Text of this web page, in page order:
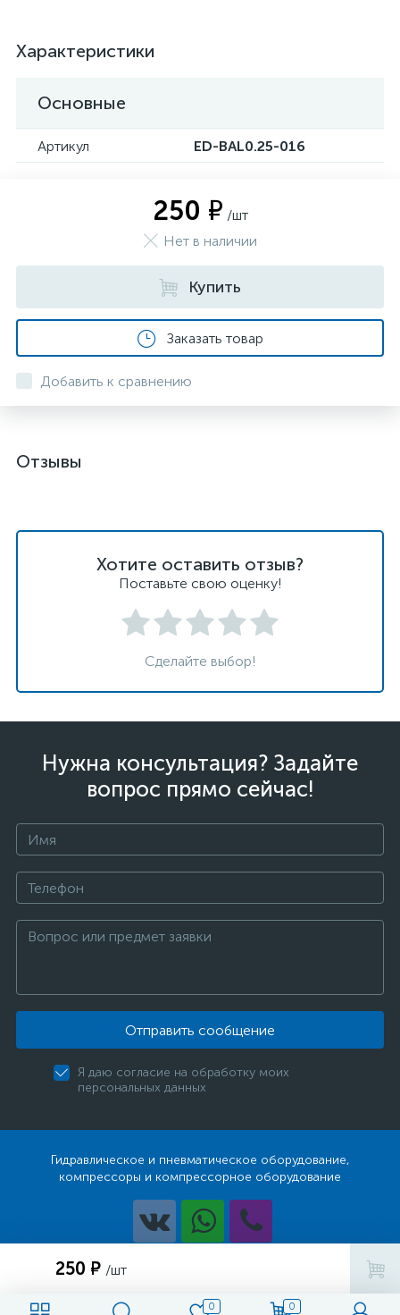
0 0
Характеристики
Основные
Артикул ED-BAL0.25-016
250 ₽ /шт
250 ₽ /шт
Нет в наличии
Купить
Заказать товар
Добавить к сравнению
Отзывы
Хотите оставить отзыв?
Поставьте свою оценку!
Сделайте выбор!
Нужна консультация? Задайте
вопрос прямо сейчас!
Отправить сообщение
Я даю согласие на обработку моих
персональных данных
Гидравлическое и пневматическое оборудование,
компрессоры и компрессорное оборудование